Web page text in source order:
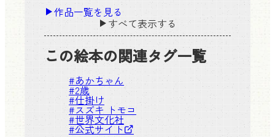
作品一覧を見る
すべて表示する
この絵本の関連タグ一覧
#あかちゃん
#2歳
#仕掛け
#スズキ トモコ
#世界文化社
#公式サイト